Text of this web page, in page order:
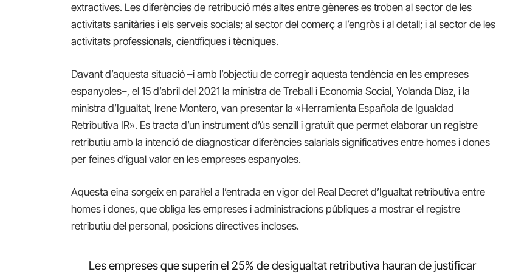
extractives. Les diferències de retribució més altes entre gèneres es troben al sector de les
activitats sanitàries i els serveis socials; al sector del comerç a l’engròs i al detall; i al sector de les
activitats professionals, científiques i tècniques.
Davant d’aquesta situació –i amb l’objectiu de corregir aquesta tendència en les empreses
espanyoles–, el 15 d’abril del 2021 la ministra de Treball i Economia Social, Yolanda Díaz, i la
ministra d’Igualtat, Irene Montero, van presentar la «Herramienta Española de Igualdad
Retributiva IR». Es tracta d’un instrument d’ús senzill i gratuït que permet elaborar un registre
retributiu amb la intenció de diagnosticar diferències salarials significatives entre homes i dones
per feines d’igual valor en les empreses espanyoles.
Aquesta eina sorgeix en paral·lel a l’entrada en vigor del Real Decret d’Igualtat retributiva entre
homes i dones, que obliga les empreses i administracions públiques a mostrar el registre
retributiu del personal, posicions directives incloses.
Les empreses que superin el 25% de desigualtat retributiva hauran de justificar